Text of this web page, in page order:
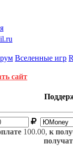
Вселенные игр
сайт
100.00, к